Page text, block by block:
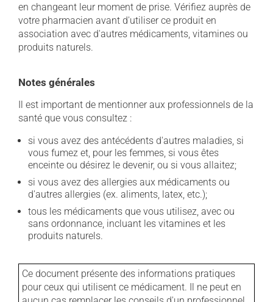
en changeant leur moment de prise. Vérifiez auprès de
votre pharmacien avant d'utiliser ce produit en
association avec d'autres médicaments, vitamines ou
produits naturels.
Notes générales
Il est important de mentionner aux professionnels de la
santé que vous consultez :
si vous avez des antécédents d'autres maladies, si
vous fumez et, pour les femmes, si vous êtes
enceinte ou désirez le devenir, ou si vous allaitez;
si vous avez des allergies aux médicaments ou
d'autres allergies (ex. aliments, latex, etc.);
tous les médicaments que vous utilisez, avec ou
sans ordonnance, incluant les vitamines et les
produits naturels.
Ce document présente des informations pratiques
pour ceux qui utilisent ce médicament. Il ne peut en